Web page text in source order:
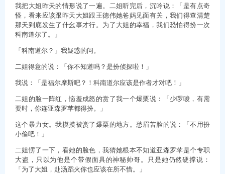
我把大姐昨天的情形说了一遍。二姐听完后，沉吟说：「是有点奇
怪，看来应该跟昨天大姐跟王德伟她爸妈见面有关，我们得查清楚
那天到底发生了什幺事才行。为了大姐的幸福，我们恐怕得扮一次
科南道尔了。」
「科南道尔？」我疑惑的问。
二姐得意的说：「你不知道吗？是扮侦探啦！」
我说：「是福尔摩斯吧？！科南道尔应该是作者才对吧！」
二姐的脸一阵红，恼羞成怒的赏了我一个爆栗说：「少啰唆，有需
要时，你连亚森罗苹都得扮。」
这个暴力女。我摸摸被赏了爆栗的地方。愁眉苦脸的说：「不用扮
小偷吧！」
二姐愣了一下，看她的脸色，我猜她根本不知道亚森罗苹是个专职
大盗，只以为他是个带假面具的神秘帅哥。只是她仍然硬撑说：
「为了大姐，赴汤蹈火你也应该在所不惜。」